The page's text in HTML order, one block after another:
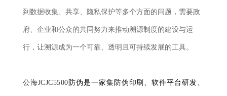
到数据收集、共享、隐私保护等多个方面的问题，需要政
府、企业和公众的共同努力来推动溯源制度的建设与运
行，让溯源成为一个可靠、透明且可持续发展的工具。
公海JCJC5500 防伪是一家集防伪印刷、软件平台研发、